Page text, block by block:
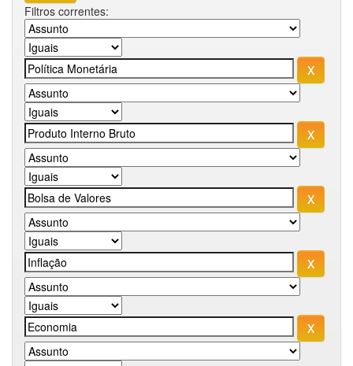
Filtros correntes: